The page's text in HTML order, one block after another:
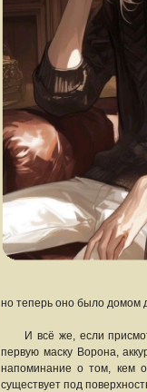
но теперь оно было домом
И всё же, если
первую маску Ворона,
напоминание о том, кем
существует под